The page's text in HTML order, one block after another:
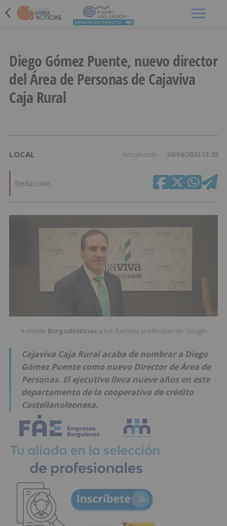
Diego Gómez Puente, nuevo director
del Área de Personas de Cajaviva
Caja Rural
LOCAL Actualizado 26/04/2022 13:29
Redacción
★Añade BurgosNoticias a tus fuentes preferidas de Google
Cajaviva Caja Rural acaba de nombrar a Diego
Gómez Puente como nuevo Director de Área de
Personas. El ejecutivo lleva nueve años en este
departamento de la cooperativa de crédito
Castellanoleonesa.